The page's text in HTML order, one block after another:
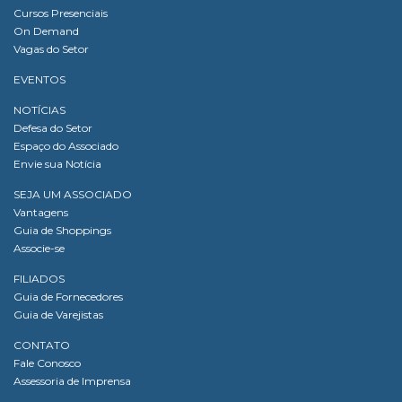
Cursos Presenciais
On Demand
Vagas do Setor
EVENTOS
NOTÍCIAS
Defesa do Setor
Espaço do Associado
Envie sua Notícia
SEJA UM ASSOCIADO
Vantagens
Guia de Shoppings
Associe-se
FILIADOS
Guia de Fornecedores
Guia de Varejistas
CONTATO
Fale Conosco
Assessoria de Imprensa